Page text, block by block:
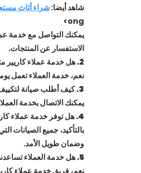
شاهد أيضا:شراء أثاث
ong>
يمكنك التواصل مع خدمة
الاستفسار عن المنتجات.
2. هل خدمة عملاء كاريير متاحة طوال الأسبوع؟
نعم، خدمة العملاء تعمل
3. كيف أطلب صيانة لتكييف كاريير من خلال خدمة العملاء؟
يمكنك الاتصال بخدمة
4. هل توفر خدمة عملاء كاريير قطع غيار أصلية؟
بالتأكيد، جميع الصيانات
وضمان طويل الأمد.
5. هل خدمة العملاء تساعدني في اختيار التكييف المناسب لمساحة غرفتي؟